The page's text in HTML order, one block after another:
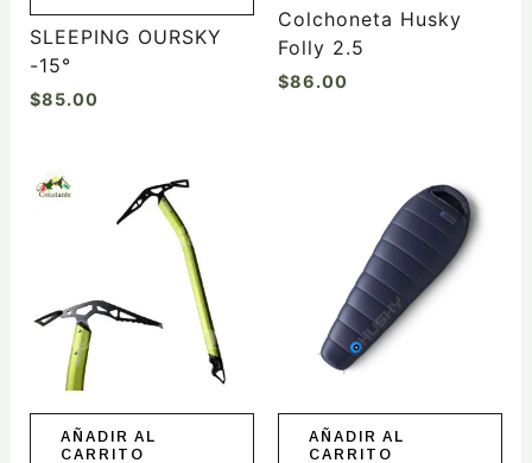
SLEEPING OURSKY
-15°
$85.00
Colchoneta Husky
Folly 2.5
$86.00
AÑADIR AL
CARRITO
AÑADIR AL
CARRITO